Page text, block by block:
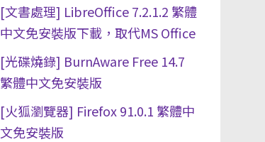
[文書處理] LibreOffice 7.2.1.2 繁體
中文免安裝版下載，取代MS Office
[光碟燒錄] BurnAware Free 14.7
繁體中文免安裝版
[火狐瀏覽器] Firefox 91.0.1 繁體中
文免安裝版